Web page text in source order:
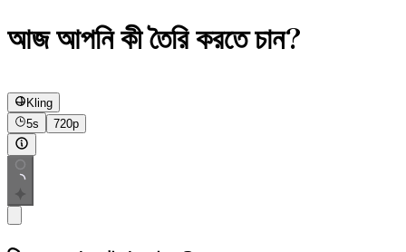
আজ আপনি কী তৈরি করতে চান?
Kling
5s
720p